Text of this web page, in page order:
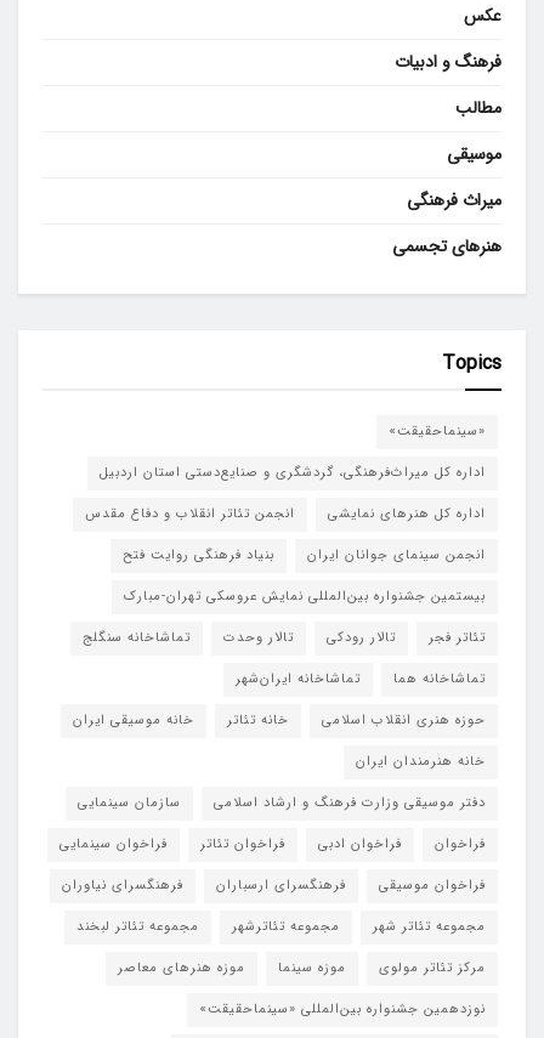
عکس
فرهنگ و ادبیات
مطالب
موسیقی
میراث فرهنگی
هنرهای تجسمی
Topics
«سینماحقیقت»
اداره کل میراث‌فرهنگی، گردشگری و صنایع‌دستی استان اردبیل
اداره کل هنرهای نمایشی
انجمن تئاتر انقلاب و دفاع مقدس
انجمن سینمای جوانان ایران
بنیاد فرهنگی روایت فتح
بیستمین جشنواره بین‌المللی نمایش عروسکی تهران-مبارک
تئاتر فجر
تالار رودکی تالار وحدت
تماشاخانه سنگلج
تماشاخانه هما
تماشاخانه‌ ایران‌شهر
حوزه هنری انقلاب اسلامی
خانه تئاتر
خانه موسیقی ایران
خانه هنرمندان ایران
دفتر موسیقی وزارت فرهنگ و ارشاد اسلامی
سازمان سینمایی
فراخوان
فراخوان ادبی فراخوان تئاتر
فراخوان سینمایی
فراخوان موسیقی
فرهنگسرای ارسباران
فرهنگسرای نیاوران
مجموعه تئاتر شهر
مجموعه تئاترشهر
مجموعه تئاتر لبخند
مرکز تئاتر مولوی
موزه سینما
موزه هنرهای معاصر
نوزدهمین جشنواره بین‌المللی «سینماحقیقت»